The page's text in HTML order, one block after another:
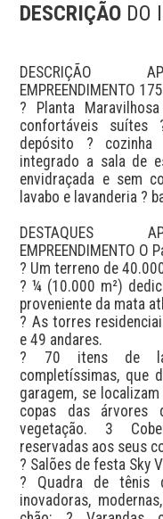
DESCRIÇÃO DO
DESCRIÇÃO
EMPREENDIMENTO
? Planta
confortáveis
depósito ? cozinha
integrado a sala de
envidraçada e sem
lavabo e lavanderia ?
DESTAQUES
EMPREENDIMENTO O
? Um terreno de
? ¼ (10.000 m²)
proveniente da mata
? As torres
e 49 andares.
? 70 itens de
completíssimas, que
garagem, se
copas das árvores
vegetação. 3
reservadas aos seus
? Salões de festa Sky
? Quadra de tênis
inovadoras,